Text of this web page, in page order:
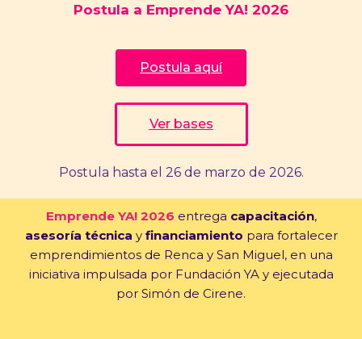
Postula a Emprende YA! 2026
Postula aquí
Ver bases
Postula hasta el 26 de marzo de 2026.
Emprende YA! 2026 entrega capacitación,
asesoría técnica y financiamiento para fortalecer
emprendimientos de Renca y San Miguel, en una
iniciativa impulsada por Fundación YA y ejecutada
por Simón de Cirene.